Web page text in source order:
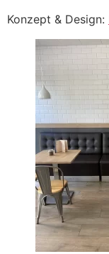
Konzept & Design: